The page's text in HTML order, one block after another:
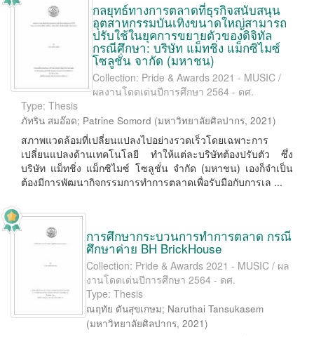
กลยุทธ์ทางการตลาดที่ธุรกิจสนับสนุน
อุตสาหกรรมบันเทิงขนาดใหญ่สามารถ
ปรับใช้ในยุคการขยายตัวของดิจิทัล
กรณีศึกษา: บริษัท แม็ทชิ่ง แม็กซิไมซ์
โซลูชั่น จากัด (มหาชน)
Collection: Pride & Awards 2021 - MUSIC /
ผลงานโดดเด่นปีการศึกษา 2564 - ดศ.
Type: Thesis
ภัทริน สมอ๊อด; Patrine Somord (มหาวิทยาลัยศิลปากร, 2021)
สภาพแวดล้อมที่เปลี่ยนแปลงไปอย่างรวดเร็วโดยเฉพาะการ
เปลี่ยนแปลงด้านเทคโนโลยี ทำให้แต่ละบริษัทต้องปรับตัว ซึ่ง
บริษัท แม็ทชิ่ง แม็กซิไมซ์ โซลูชั่น จำกัด (มหาชน) เองก็จำเป็น
ต้องมีการพัฒนากิจกรรมการทำการตลาดเพื่อรับมือกับการเล ...
การศึกษากระบวนการทำการตลาด กรณี
ศึกษาค่าย BH BrickHouse
Collection: Pride & Awards 2021 - MUSIC / ผล
งานโดดเด่นปีการศึกษา 2564 - ดศ.
Type: Thesis
ณฤทัย ตันสุขเกษม; Naruthai Tansukasem
(มหาวิทยาลัยศิลปากร, 2021)